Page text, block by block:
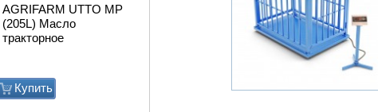
AGRIFARM UTTO MP
(205L) Масло
тракторное
Купить